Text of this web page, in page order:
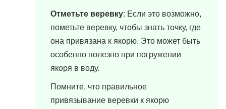
Отметьте веревку: Если это возможно,
пометьте веревку, чтобы знать точку, где
она привязана к якорю. Это может быть
особенно полезно при погружении
якоря в воду.
Помните, что правильное
привязывание веревки к якорю